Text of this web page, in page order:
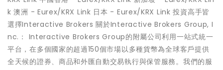
k 澳洲 - Eurex/KRX Link 日本 - Eurex/KRX Link 投資高手皆
選擇Interactive Brokers 關於Interactive Brokers Group, I
nc.： Interactive Brokers Group的附屬公司利用一站式統一
平台，在多個國家的超過150個市場以多種貨幣為全球客戶提供
全天候的證券、商品和外匯自動交易執行與保管服務。我們的服